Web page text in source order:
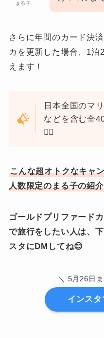
まる子
さらに年間のカード決
カを更新した場合、1泊
えます！
日本全国のマ
などを含む全
🙋‍♀️
こんな超オトクなキャ
人数限定のまる子の紹
ゴールドプリファード
で旅行をしたい人は、
スタにDMしてね😊
＼ 5月26日
インスタ